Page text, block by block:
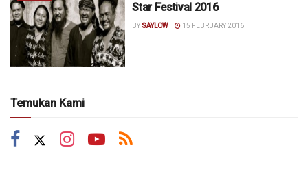
Star Festival 2016
BYSAYLOW 15 FEBRUARY 2016
Temukan Kami